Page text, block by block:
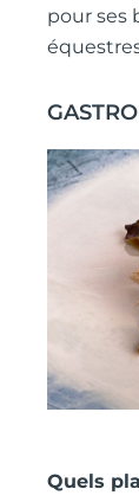
pour ses
Quels